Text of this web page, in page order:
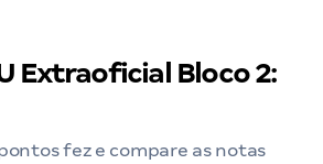
Extraoficial Bloco 2:
fez e compare as notas